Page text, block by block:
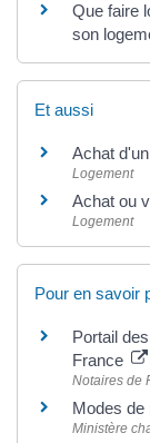
Que faire
son
Et aussi
Achat
Logement
Achat ou
Logement
Pour en savoir
Portail
France
Notaires de
Modes de
Ministère